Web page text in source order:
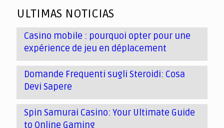
ULTIMAS NOTICIAS
Casino mobile : pourquoi opter pour une
expérience de jeu en déplacement
Domande Frequenti sugli Steroidi: Cosa
Devi Sapere
Spin Samurai Casino: Your Ultimate Guide
to Online Gaming